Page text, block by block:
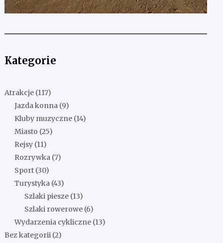
Kategorie
Atrakcje (117)
Jazda konna (9)
Kluby muzyczne (14)
Miasto (25)
Rejsy (11)
Rozrywka (7)
Sport (30)
Turystyka (43)
Szlaki piesze (13)
Szlaki rowerowe (6)
Wydarzenia cykliczne (13)
Bez kategorii (2)